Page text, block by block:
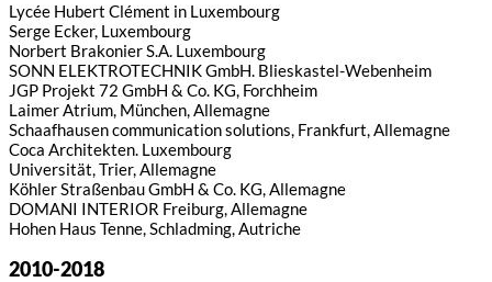
Lycée Hubert Clément in Luxembourg
Serge Ecker, Luxembourg
Norbert Brakonier S.A. Luxembourg
SONN ELEKTROTECHNIK GmbH. Blieskastel-Webenheim
JGP Projekt 72 GmbH & Co. KG, Forchheim
Laimer Atrium, München, Allemagne
Schaafhausen communication solutions, Frankfurt, Allemagne
Coca Architekten. Luxembourg
Universität, Trier, Allemagne
Köhler Straßenbau GmbH & Co. KG, Allemagne
DOMANI INTERIOR Freiburg, Allemagne
Hohen Haus Tenne, Schladming, Autriche
2010-2018